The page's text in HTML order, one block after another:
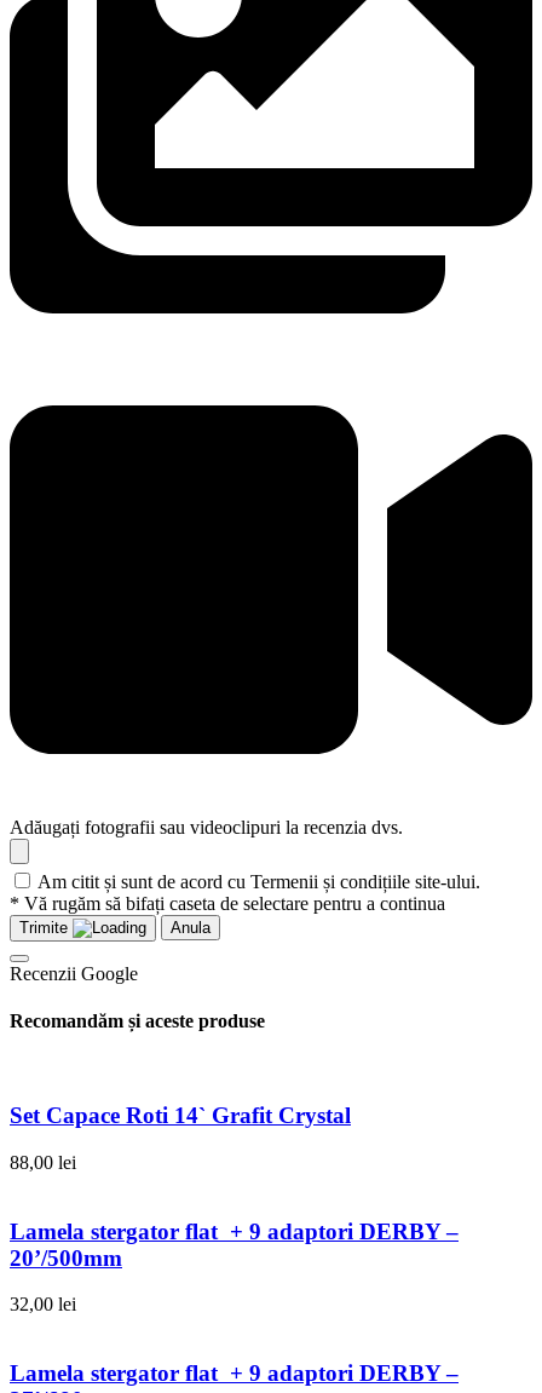
Adăugați fotografii sau videoclipuri la recenzia dvs.
Am citit și sunt de acord cu Termenii și condițiile site-ului.
* Vă rugăm să bifați caseta de selectare pentru a continua
Trimite Anula
Recenzii Google
Recomandăm și aceste produse
Set Capace Roti 14` Grafit Crystal
88,00 lei
Lamela stergator flat + 9 adaptori DERBY –
20’/500mm
32,00 lei
Lamela stergator flat + 9 adaptori DERBY –